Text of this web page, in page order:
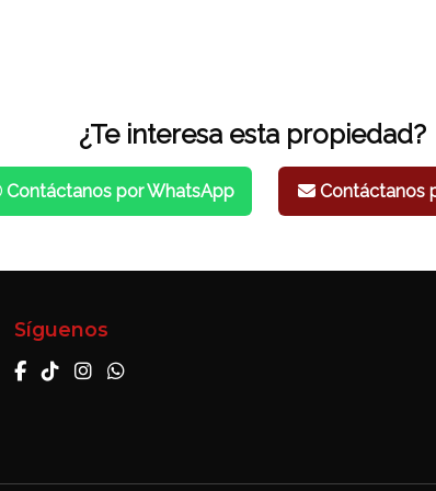
¿Te interesa esta propiedad?
Contáctanos por WhatsApp Contáctanos
Síguenos